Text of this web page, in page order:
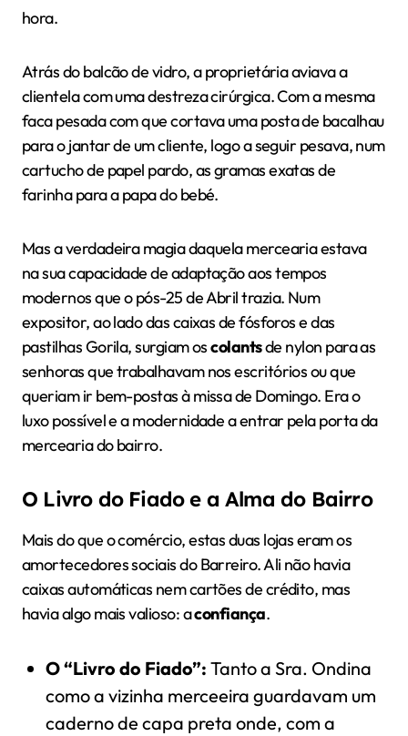
hora.
Atrás do balcão de vidro, a proprietária aviava a
clientela com uma destreza cirúrgica. Com a mesma
faca pesada com que cortava uma posta de bacalhau
para o jantar de um cliente, logo a seguir pesava, num
cartucho de papel pardo, as gramas exatas de
farinha para a papa do bebé.
Mas a verdadeira magia daquela mercearia estava
na sua capacidade de adaptação aos tempos
modernos que o pós-25 de Abril trazia. Num
expositor, ao lado das caixas de fósforos e das
pastilhas Gorila, surgiam oscolantsde nylon para as
senhoras que trabalhavam nos escritórios ou que
queriam ir bem-postas à missa de Domingo. Era o
luxo possível e a modernidade a entrar pela porta da
mercearia do bairro.
O Livro do Fiado e a Alma do Bairro
Mais do que o comércio, estas duas lojas eram os
amortecedores sociais do Barreiro. Ali não havia
caixas automáticas nem cartões de crédito, mas
havia algo mais valioso: aconfiança.
O “Livro do Fiado”: Tanto a Sra. Ondina
como a vizinha merceeira guardavam um
caderno de capa preta onde, com a